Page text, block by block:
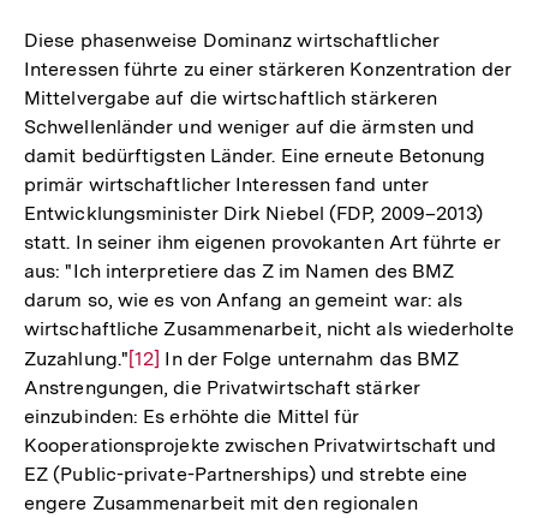
Diese phasenweise Dominanz wirtschaftlicher
Interessen führte zu einer stärkeren Konzentration der
Mittelvergabe auf die wirtschaftlich stärkeren
Schwellenländer und weniger auf die ärmsten und
damit bedürftigsten Länder. Eine erneute Betonung
primär wirtschaftlicher Interessen fand unter
Entwicklungsminister Dirk Niebel (FDP, 2009–2013)
statt. In seiner ihm eigenen provokanten Art führte er
aus: "Ich interpretiere das Z im Namen des BMZ
darum so, wie es von Anfang an gemeint war: als
wirtschaftliche Zusammenarbeit, nicht als wiederholte
Zuzahlung."Zur
Auflösung
der
Fußnote
[12] In der Folge unternahm das BMZ
Anstrengungen, die Privatwirtschaft stärker
einzubinden: Es erhöhte die Mittel für
Kooperationsprojekte zwischen Privatwirtschaft und
EZ (Public-private-Partnerships) und strebte eine
engere Zusammenarbeit mit den regionalen